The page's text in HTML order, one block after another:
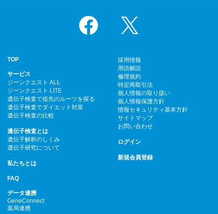
Facebook
TOP
サービス
ジーンクエスト ALL
ジーンクエスト LITE
遺伝子検査で祖先のルーツを探る
遺伝子検査でダイエット対策
遺伝子検査の比較
遺伝子検査とは
遺伝子解析のしくみ
遺伝子研究について
私たちとは
FAQ
データ連携
GeneConnect
薬局連携
採用情報
用語解説
倫理規約
特定商取引法
個人情報の取り扱い
個人情報保護方針
情報セキュリティ基本方針
サイトマップ
お問い合わせ
ログイン
新規会員登録